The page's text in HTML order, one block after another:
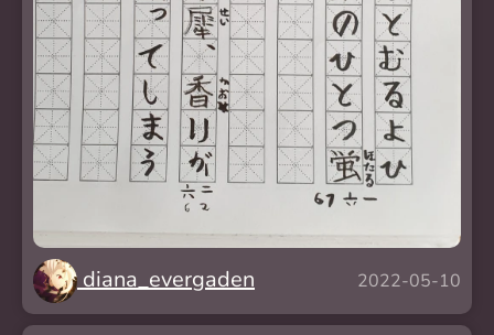
diana_evergaden 2022-05-10